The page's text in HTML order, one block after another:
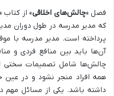
فصل «چالش‌های اخلاقی» از کتاب
که مدیر مدرسه در طول دوران
پرداخته است. مدیر مدرسه با
آن‌ها باید بین منافع فردی و
چالش‌ها شامل تصمیمات
همه افراد منجر نشود و در عین
داشته باشد. یکی از مسائل مهم